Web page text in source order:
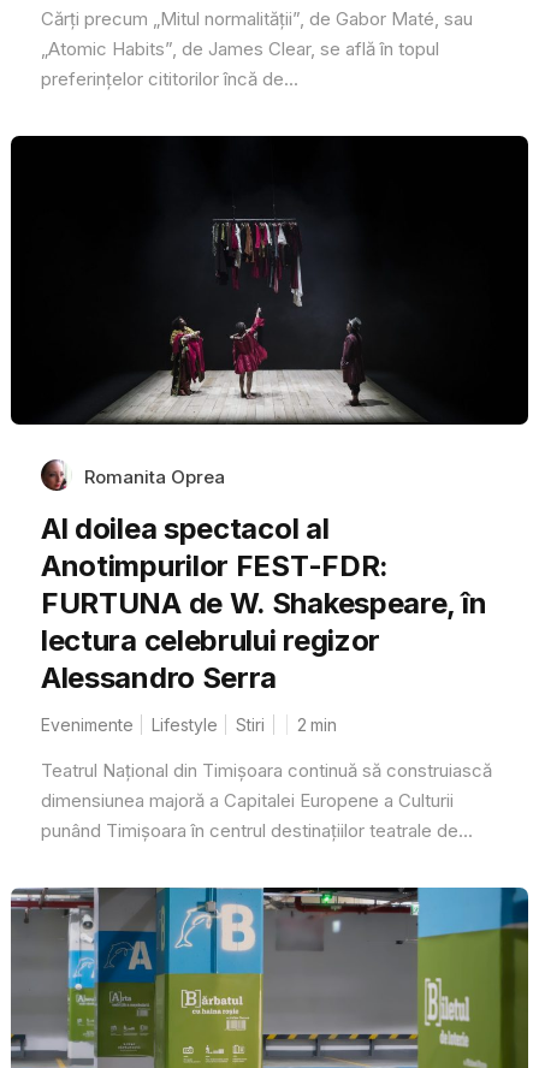
Cărți precum „Mitul normalității”, de Gabor Maté, sau
„Atomic Habits”, de James Clear, se află în topul
preferințelor cititorilor încă de...
Romanita Oprea
Al doilea spectacol al
Anotimpurilor FEST-FDR:
FURTUNA de W. Shakespeare, în
lectura celebrului regizor
Alessandro Serra
Evenimente Lifestyle Stiri 2 min
Teatrul Național din Timișoara continuă să construiască
dimensiunea majoră a Capitalei Europene a Culturii
punând Timișoara în centrul destinațiilor teatrale de...